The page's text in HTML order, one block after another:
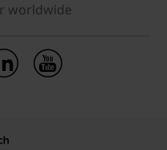
worldwide